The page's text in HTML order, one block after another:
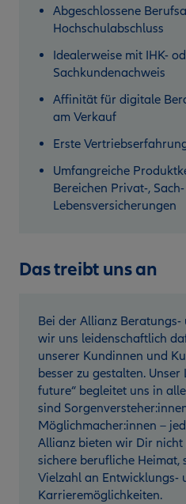
Abgeschlossene
Hochschulabschluss
Idealerweise mit IHK-
Sachkundenachweis
Affinität für digitale
am Verkauf
Erste
Umfangreiche
Bereichen Privat-,
Lebensversicherungen
Das treibt uns an
Bei der Allianz Beratungs-
wir uns leidenschaftlich
unserer Kundinnen und
besser zu gestalten.
future“ begleitet uns in
sind
Möglichmacher:innen –
Allianz bieten wir Dir
sichere berufliche Heimat,
Vielzahl an Entwicklungs-
Karrieremöglichkeiten.